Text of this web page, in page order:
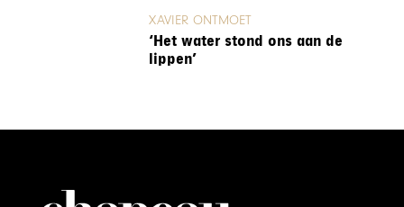
XAVIER ONTMOET
‘Het water stond ons aan de
lippen’